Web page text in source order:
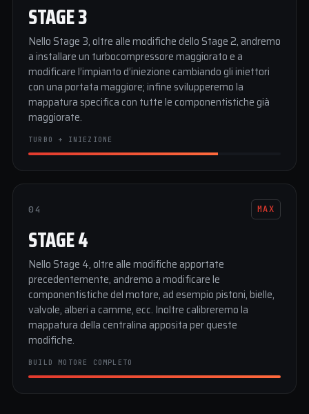
STAGE 3
Nello Stage 3, oltre alle modifiche dello Stage 2, andremo
a installare un turbocompressore maggiorato e a
modificare l’impianto d’iniezione cambiando gli iniettori
con una portata maggiore; infine svilupperemo la
mappatura specifica con tutte le componentistiche già
maggiorate.
TURBO + INIEZIONE
04 MAX
STAGE 4
Nello Stage 4, oltre alle modifiche apportate
precedentemente, andremo a modificare le
componentistiche del motore, ad esempio pistoni, bielle,
valvole, alberi a camme, ecc. Inoltre calibreremo la
mappatura della centralina apposita per queste
modifiche.
BUILD MOTORE COMPLETO